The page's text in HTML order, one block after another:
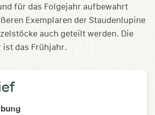
für das Folgejahr aufbewahrt
Exemplaren der Staudenlupine
auch geteilt werden. Die
ist das Frühjahr.